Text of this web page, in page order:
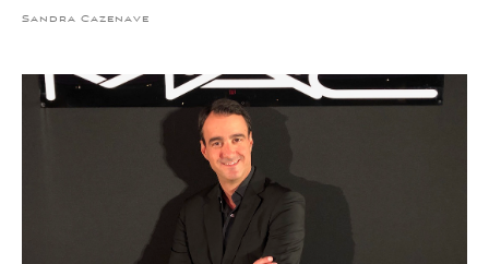
Sandra Cazenave